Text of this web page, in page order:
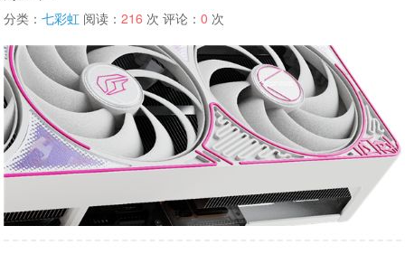
分类：七彩虹 阅读：216 次 评论：0 次